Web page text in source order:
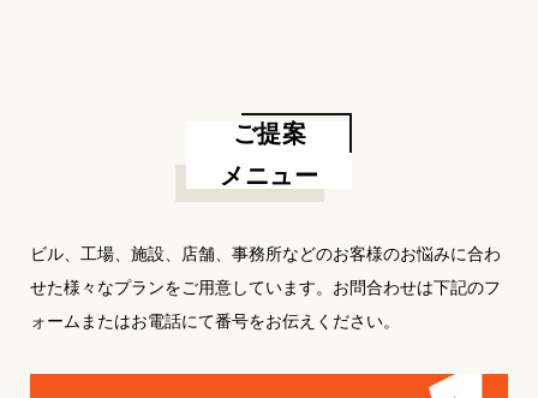
ご提案
メニュー
ビル、工場、施設、店舗、事務所などのお客様のお悩みに合わ
せた様々なプランをご用意しています。お問合わせは下記のフ
ォームまたはお電話にて番号をお伝えください。